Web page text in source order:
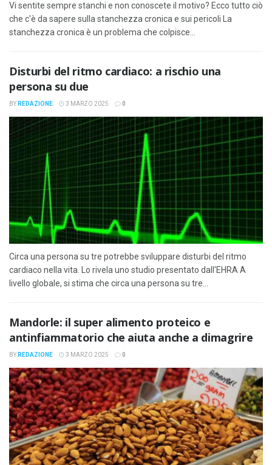
Vi sentite sempre stanchi e non conoscete il motivo? Ecco tutto ciò
che c'è da sapere sulla stanchezza cronica e sui pericoli La
stanchezza cronica è un problema che colpisce...
Disturbi del ritmo cardiaco: a rischio una
persona su due
BY REDAZIONE 3 MARZO 2025 0
Circa una persona su tre potrebbe sviluppare disturbi del ritmo
cardiaco nella vita. Lo rivela uno studio presentato dall'EHRA A
livello globale, si stima che circa una persona su tre...
Mandorle: il super alimento proteico e
antinfiammatorio che aiuta anche a dimagrire
BY REDAZIONE 3 MARZO 2025 0